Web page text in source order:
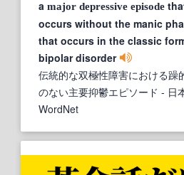
a major depressive episode
occurs without the manic
that occurs in the classic
bipolar disorder
伝統的な双極性障害における躁
のない主要抑鬱エピソード - 日
WordNet